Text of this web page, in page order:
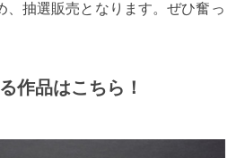
、抽選販売となります。ぜひ奮っ
作品はこちら！